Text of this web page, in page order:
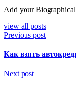
Add your
view all posts
Previous post
Как взять
Next post